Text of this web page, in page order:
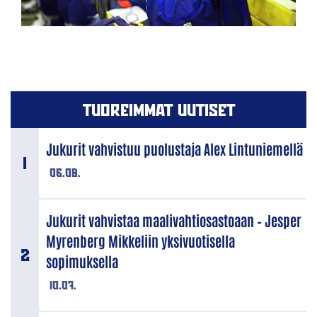
TUOREIMMAT UUTISET
06.08.
Jukurit vahvistuu puolustaja Alex Lintuniemellä
10.07.
Jukurit vahvistaa maalivahtiosastoaan – Jesper
Myrenberg Mikkeliin yksivuotisella
sopimuksella